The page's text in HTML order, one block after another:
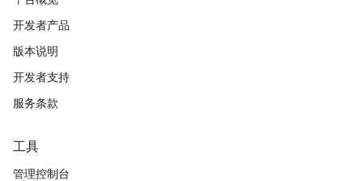
开发者产品
版本说明
开发者支持
服务条款
工具
管理控制台